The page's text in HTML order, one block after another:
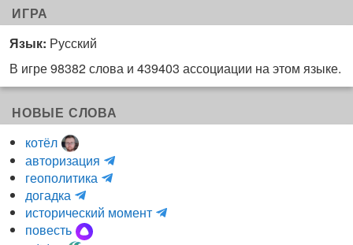
ИГРА
Язык: Русский
В игре 98382 слова и 439403 ассоциации на этом языке.
НОВЫЕ СЛОВА
котёл
авторизация
и
о
геополитика
H
d
догадка
m
a
r
исторический момент
и
повесть